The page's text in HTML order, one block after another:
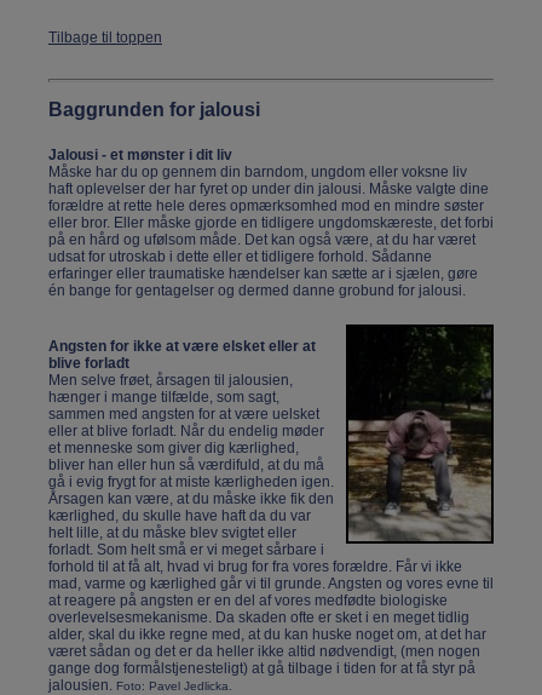
Tilbage til toppen
Baggrunden for jalousi
Jalousi - et mønster i dit liv
Måske har du op gennem din barndom, ungdom eller voksne liv
haft oplevelser der har fyret op under din jalousi. Måske valgte dine
forældre at rette hele deres opmærksomhed mod en mindre søster
eller bror. Eller måske gjorde en tidligere ungdomskæreste, det forbi
på en hård og ufølsom måde. Det kan også være, at du har været
udsat for utroskab i dette eller et tidligere forhold. Sådanne
erfaringer eller traumatiske hændelser kan sætte ar i sjælen, gøre
én bange for gentagelser og dermed danne grobund for jalousi.
Angsten for ikke at være elsket eller at
blive forladt
Men selve frøet, årsagen til jalousien,
hænger i mange tilfælde, som sagt,
sammen med angsten for at være uelsket
eller at blive forladt. Når du endelig møder
et menneske som giver dig kærlighed,
bliver han eller hun så værdifuld, at du må
gå i evig frygt for at miste kærligheden igen.
Årsagen kan være, at du måske ikke fik den
kærlighed, du skulle have haft da du var
helt lille, at du måske blev svigtet eller
forladt. Som helt små er vi meget sårbare i
forhold til at få alt, hvad vi brug for fra vores forældre. Får vi ikke
mad, varme og kærlighed går vi til grunde. Angsten og vores evne til
at reagere på angsten er en del af vores medfødte biologiske
overlevelsesmekanisme. Da skaden ofte er sket i en meget tidlig
alder, skal du ikke regne med, at du kan huske noget om, at det har
været sådan og det er da heller ikke altid nødvendigt, (men nogen
gange dog formålstjenesteligt) at gå tilbage i tiden for at få styr på
jalousien. Foto: Pavel Jedlicka.